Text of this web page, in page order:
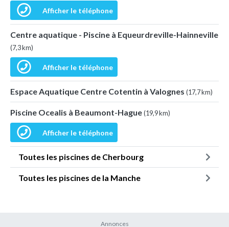
Afficher le téléphone
Centre aquatique - Piscine à Equeurdreville-Hainneville
(7,3 km)
Afficher le téléphone
Espace Aquatique Centre Cotentin à Valognes (17,7 km)
Piscine Ocealis à Beaumont-Hague(19,9 km)
Afficher le téléphone
Toutes les piscines de Cherbourg
Toutes les piscines de la Manche